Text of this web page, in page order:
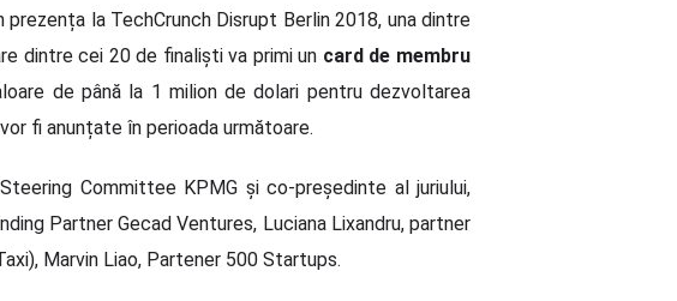
la TechCrunch Disrupt Berlin 2018, una dintre
dintre cei 20 de finaliști va primi un card de membru
de până la 1 milion de dolari pentru dezvoltarea
fi anunțate în perioada următoare.
Committee KPMG și co-președinte al juriului,
Partner Gecad Ventures, Luciana Lixandru, partner
Marvin Liao, Partener 500 Startups.